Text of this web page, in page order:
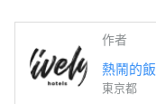
作者
熱鬧的
東京都